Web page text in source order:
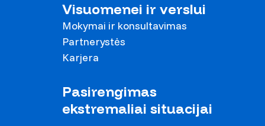
Visuomenei ir verslui
Mokymai ir konsultavimas
Partnerystės
Karjera
Pasirengimas
ekstremaliai situacijai